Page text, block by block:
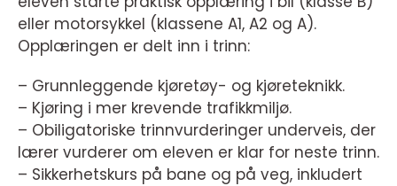
eller motorsykkel (klassene A1, A2 og A).
Opplæringen er delt inn i trinn:
– Grunnleggende kjøretøy- og kjøreteknikk.
– Kjøring i mer krevende trafikkmiljø.
– Obiligatoriske trinnvurderinger underveis, der
lærer vurderer om eleven er klar for neste trinn.
– Sikkerhetskurs på bane og på veg, inkludert